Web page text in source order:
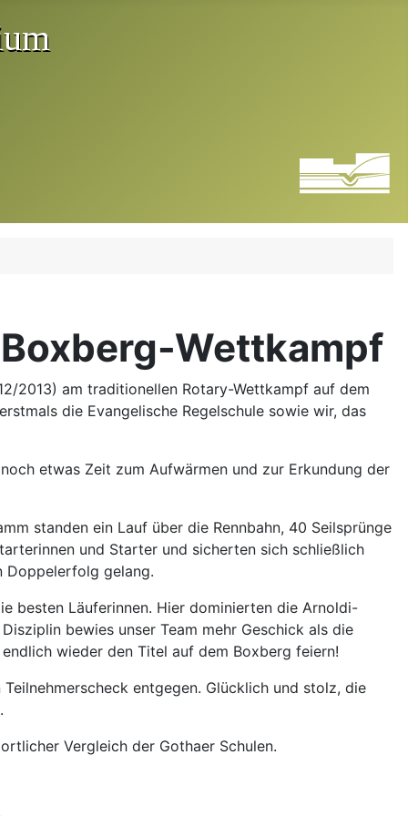
Wettkampf
2013) am traditionellen Rotary-Wettkampf auf dem
die Evangelische Regelschule sowie wir, das
etwas Zeit zum Aufwärmen und zur Erkundung der
standen ein Lauf über die Rennbahn, 40 Seilsprünge
und Starter und sicherten sich schließlich
Doppelerfolg gelang.
besten Läuferinnen. Hier dominierten die Arnoldi-
bewies unser Team mehr Geschick als die
wieder den Titel auf dem Boxberg feiern!
entgegen. Glücklich und stolz, die
Vergleich der Gothaer Schulen.